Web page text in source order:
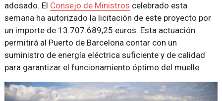
adosado. El Consejo de Ministros celebrado esta
semana ha autorizado la licitación de este proyecto por
un importe de 13.707.689,25 euros. Esta actuación
permitirá al Puerto de Barcelona contar con un
suministro de energía eléctrica suficiente y de calidad
para garantizar el funcionamiento óptimo del muelle.